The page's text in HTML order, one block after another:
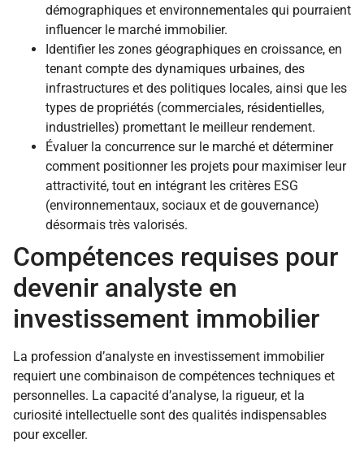
démographiques et environnementales qui pourraient
influencer le marché immobilier.
Identifier les zones géographiques en croissance, en
tenant compte des dynamiques urbaines, des
infrastructures et des politiques locales, ainsi que les
types de propriétés (commerciales, résidentielles,
industrielles) promettant le meilleur rendement.
Évaluer la concurrence sur le marché et déterminer
comment positionner les projets pour maximiser leur
attractivité, tout en intégrant les critères ESG
(environnementaux, sociaux et de gouvernance)
désormais très valorisés.
Compétences requises pour
devenir analyste en
investissement immobilier
La profession d’analyste en investissement immobilier
requiert une combinaison de compétences techniques et
personnelles. La capacité d’analyse, la rigueur, et la
curiosité intellectuelle sont des qualités indispensables
pour exceller.